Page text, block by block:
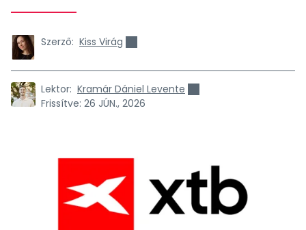
Szerző: Kiss Virág
Lektor: Kramár Dániel Levente
Frissítve: 26 JÚN., 2026